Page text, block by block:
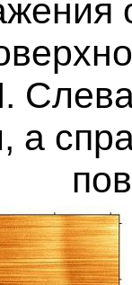
а